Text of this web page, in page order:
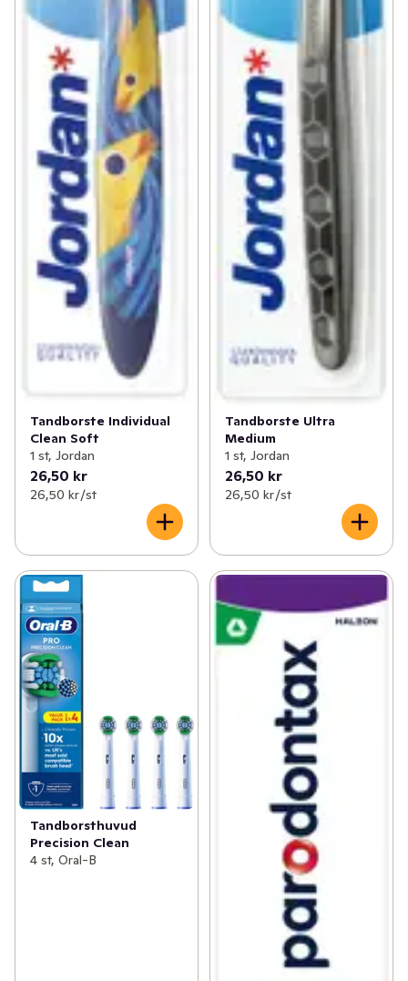
Tandborste Individual
Clean Soft
1 st, Jordan
26,50 kr
26,50 kr /st
Tandborste Ultra
Medium
1 st, Jordan
26,50 kr
26,50 kr /st
Tandborsthuvud
Precision Clean
4 st, Oral-B